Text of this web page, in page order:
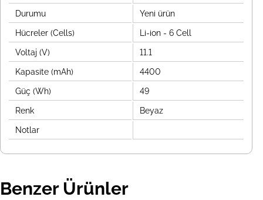
Durumu Yeni ürün
Hücreler (Cells) Li-ion - 6 Cell
Voltaj (V) 11.1
Kapasite (mAh) 4400
Güç (Wh) 49
Renk Beyaz
Notlar
Benzer Ürünler